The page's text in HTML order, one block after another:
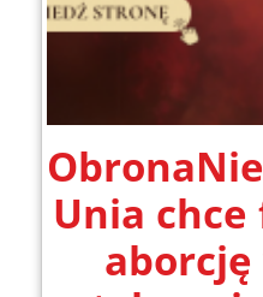
Unia
aborcję